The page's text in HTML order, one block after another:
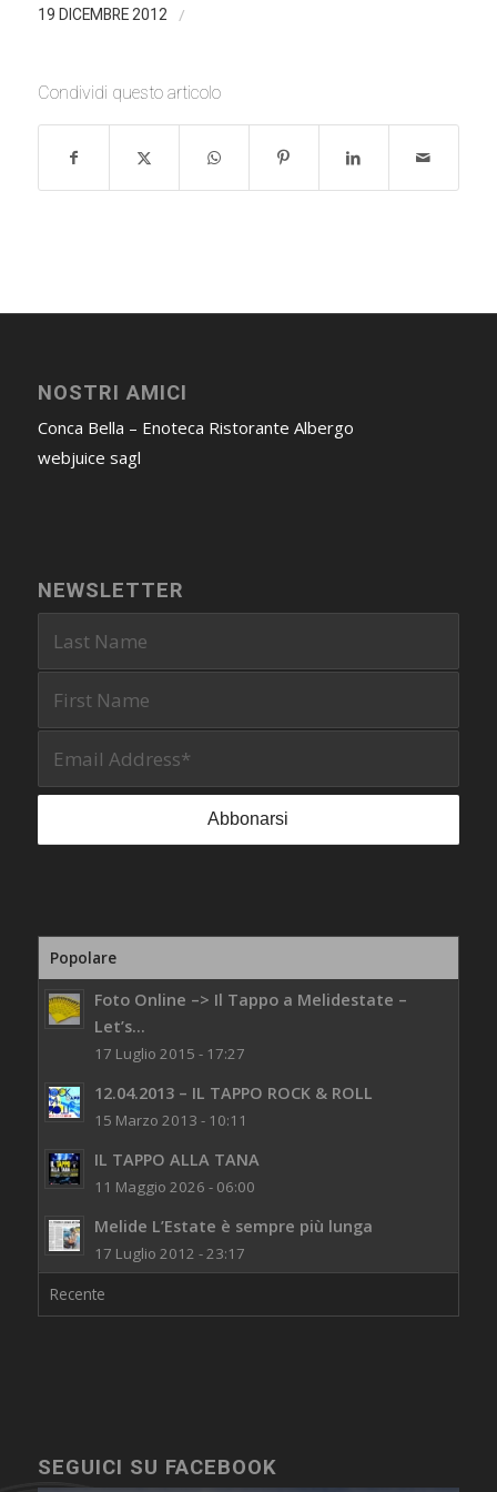
19 DICEMBRE 2012 /
Condividi questo articolo
NOSTRI AMICI
Conca Bella – Enoteca Ristorante Albergo
webjuice sagl
NEWSLETTER
Popolare
Foto Online –> Il Tappo a Melidestate –
Let’s...
17 Luglio 2015 - 17:27
12.04.2013 – IL TAPPO ROCK & ROLL
15 Marzo 2013 - 10:11
IL TAPPO ALLA TANA
11 Maggio 2026 - 06:00
Melide L’Estate è sempre più lunga
17 Luglio 2012 - 23:17
Recente
SEGUICI SU FACEBOOK